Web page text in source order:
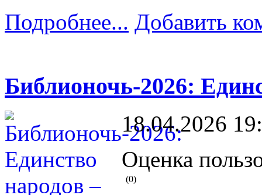
Подробнее... Добавить
Библионочь-2026:
18.04.2026
Оценка
(0)